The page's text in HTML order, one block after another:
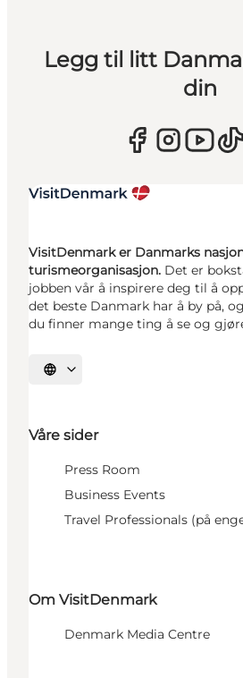
Legg til litt
din
VisitDenmark er Danmarks
turismeorganisasjon. Det er
jobben vår å inspirere deg til å
det beste Danmark har å by på,
du finner mange ting å se og
Velg språk
Våre sider
Press Room
Business Events
Travel Professionals (på
Om VisitDenmark
Denmark Media Centre